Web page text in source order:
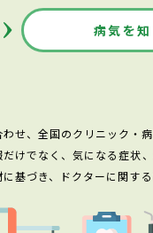
病気を知
せ、全国のクリニック・
けでなく、気になる症状
基づき、ドクターに関す